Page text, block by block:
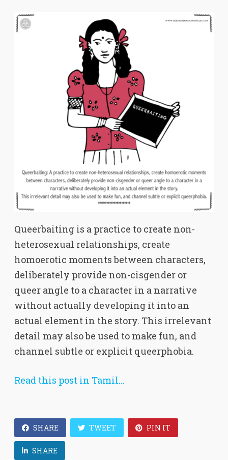
Queerbaiting is a practice to create non-
heterosexual relationships, create
homoerotic moments between characters,
deliberately provide non-cisgender or
queer angle to a character in a narrative
without actually developing it into an
actual element in the story. This irrelevant
detail may also be used to make fun, and
channel subtle or explicit queerphobia.
Read this post in Tamil…
SHARE TWEET PIN IT
SHARE